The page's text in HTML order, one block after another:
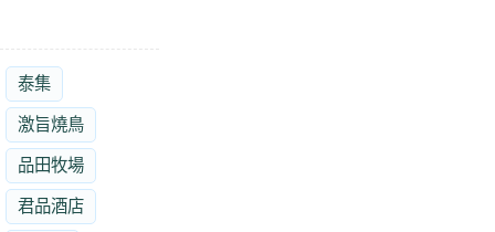
泰集
激旨燒鳥
品田牧場
君品酒店